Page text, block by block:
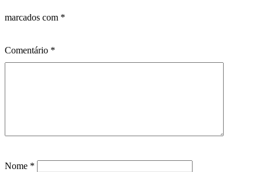
marcados com *
Comentário *
Nome *